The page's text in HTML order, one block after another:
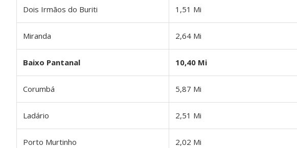
Dois Irmãos do Buriti 1,51 Mi
Miranda 2,64 Mi
Baixo Pantanal 10,40 Mi
Corumbá 5,87 Mi
Ladário 2,51 Mi
Porto Murtinho 2,02 Mi